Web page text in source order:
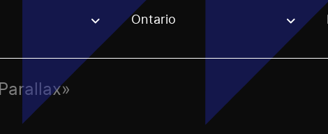
regon. The filter will be applied when selecting an option.
Ontario